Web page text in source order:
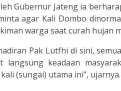
Gubernur Jateng ia
agar Kali Dombo
warga saat curah hujan
Pak Lutfhi di sini,
langsung keadaan
(sungai) utama ini”,